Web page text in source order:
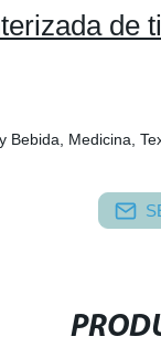
de
Bebida, Medicina,